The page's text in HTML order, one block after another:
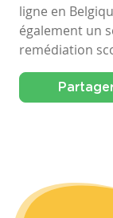
ligne en
également un
remédiation